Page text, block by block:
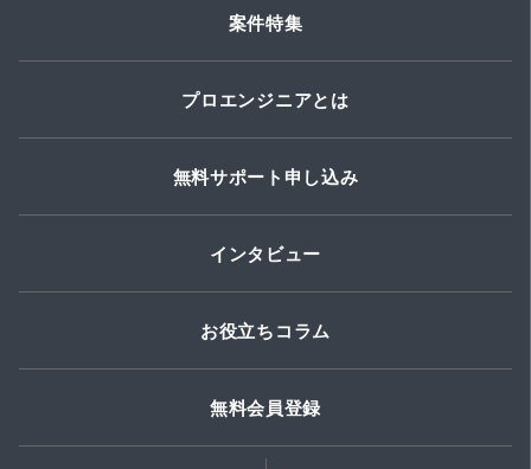
案件特集
プロエンジニアとは
無料サポート申し込み
インタビュー
お役立ちコラム
無料会員登録